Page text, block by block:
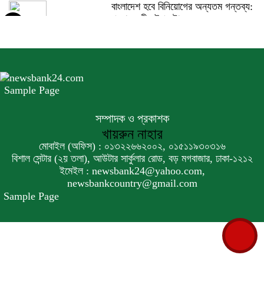
বাংলাদেশ হবে বিনিয়োগের অন্যতম গন্তব্য:
প্রধানমন্ত্রীর উপদেষ্টা
প্রকল্প অনুমোদন
ইসলামী ব্যাংকের বোর্ড সভা অনুষ্ঠিত
ফরচুন সুজের চেয়ারম্যানসহ কর্মকর্তাদের ৭
Sample Page
সম্পাদক ও প্রকাশক
খায়রুন নাহার
মোবাইল (অফিস) : ০১৩২২৬৬২০০২, ০১৫১১৯৩০৩১৬
বিশাল সেন্টার (২য় তলা), আউটার সার্কুলার রোড, বড় মগবাজার, ঢাকা-১২১২
ইমেইল : newsbank24@yahoo.com,
newsbankcountry@gmail.com
Sample Page